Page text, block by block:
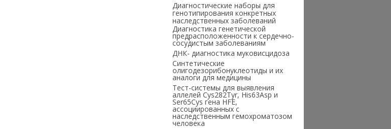
Диагностические наборы для
генотипирования конкретных
наследственных заболеваний
Диагностика генетической
предрасположенности к сердечно-
сосудистым заболеваниям
ДНК- диагностика муковисцидоза
Синтетические
олигодезорибонуклеотиды и их
аналоги для медицины
Тест-системы для выявления
аллелей Cys282Tyr, His63Asp и
Ser65Cys гена HFE,
ассоциированных с
наследственным гемохроматозом
человека